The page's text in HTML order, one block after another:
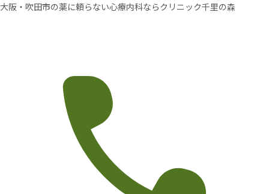
大阪・吹田市の薬に頼らない心療内科ならクリニック千里の森